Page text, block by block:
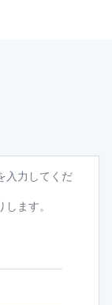
入力してくだ
ます。